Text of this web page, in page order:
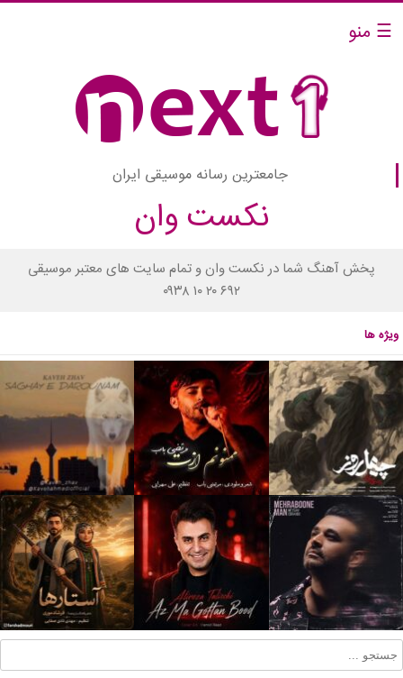
☰ منو
جامعترین رسانه موسیقی ایران
نکست وان
پخش آهنگ شما در نکست وان و تمام سایت های معتبر موسیقی
۰۹۳۸ ۱۰ ۲۰ ۶۹۲
ویژه ها